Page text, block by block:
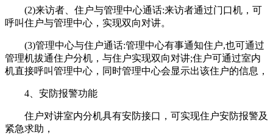
(2)来访者、住户与管理中心通话:来访者通过门口机，可
呼叫住户与管理中心，实现双向对讲。
(3)管理中心与住户通话:管理中心有事通知住户,也可通过
管理机拔通住户分机，与住户实现双向对讲;住户可通过室内
机直接呼叫管理中心，同时管理中心会显示出该住户的信息，
4、安防报警功能
住户对讲室内分机具有安防接口，可实现住户安防报警及
紧急求助，